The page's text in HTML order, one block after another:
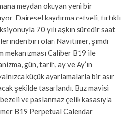
meydan okuyan yeni bir
Dairesel kaydırma cetveli, tırtıklı
70 yılı aşkın süredir saat
biri olan Navitimer, şimdi
mekanizması Caliber B19 ile
gün, tarih, ay ve Ay’ın
küçük ayarlamalarla bir asır
şekilde tasarlandı. Buz mavisi
ve paslanmaz çelik kasasıyla
B19 Perpetual Calendar